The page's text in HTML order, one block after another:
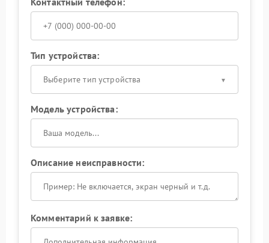
Тип устройства:
Выберите тип устройства
Модель устройства:
Описание неисправности:
Комментарий к заявке: